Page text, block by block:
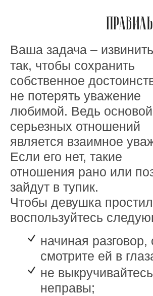
Ваша задача –
так, чтобы сохранить
собственное
не потерять уважение
любимой. Ведь основой
серьезных отношений
является взаимное
Если его нет, такие
отношения рано или
зайдут в тупик.
Чтобы девушка
воспользуйтесь
начиная
смотрите ей в
не
неправы;